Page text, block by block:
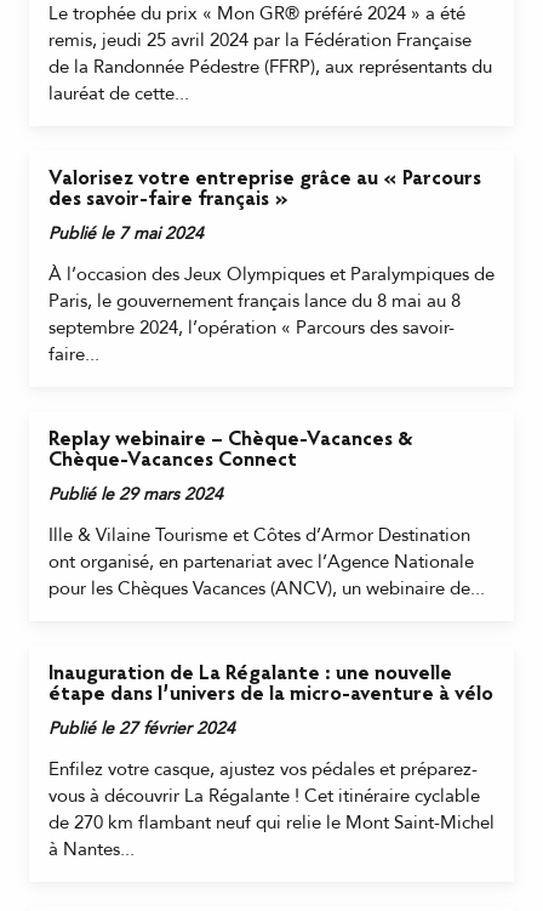
Le trophée du prix « Mon GR® préféré 2024 » a été
remis, jeudi 25 avril 2024 par la Fédération Française
de la Randonnée Pédestre (FFRP), aux représentants du
lauréat de cette...
Valorisez votre entreprise grâce au « Parcours
des savoir-faire français »
Publié le 7 mai 2024
À l’occasion des Jeux Olympiques et Paralympiques de
Paris, le gouvernement français lance du 8 mai au 8
septembre 2024, l’opération « Parcours des savoir-
faire...
Replay webinaire – Chèque-Vacances &
Chèque-Vacances Connect
Publié le 29 mars 2024
Ille & Vilaine Tourisme et Côtes d’Armor Destination
ont organisé, en partenariat avec l’Agence Nationale
pour les Chèques Vacances (ANCV), un webinaire de...
Inauguration de La Régalante : une nouvelle
étape dans l’univers de la micro-aventure à vélo
Publié le 27 février 2024
Enfilez votre casque, ajustez vos pédales et préparez-
vous à découvrir La Régalante ! Cet itinéraire cyclable
de 270 km flambant neuf qui relie le Mont Saint-Michel
à Nantes...